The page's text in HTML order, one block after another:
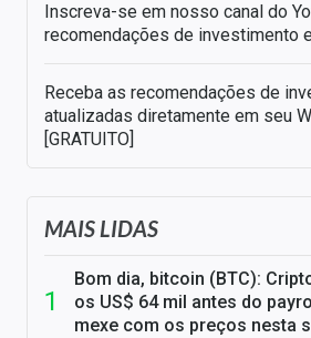
Inscreva-se em nosso canal do
recomendações de investimento
Receba as recomendações de
atualizadas diretamente em seu
[GRATUITO]
MAIS LIDAS
Bom dia, bitcoin (BTC):
os US$ 64 mil antes do
mexe com os preços nesta